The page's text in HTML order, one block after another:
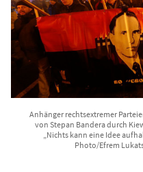
Anhänger rechtsextremer
von Stepan Bandera durch
„Nichts kann eine Idee
Photo/Efrem